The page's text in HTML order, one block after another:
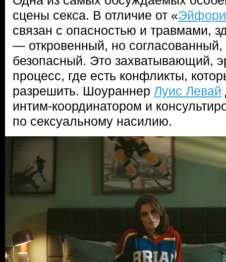
сцены секса. В отличие от «
связан с опасностью и травмами,
— откровенный, но согласованный,
безопасный. Это захватывающий,
процесс, где есть конфликты,
разрешить. Шоураннер Луис Левай
интим-координатором и
по сексуальному насилию.